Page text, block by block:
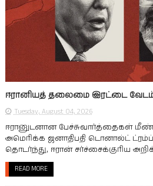
ஈரானியத் தலைமை இரட்டை வேடம்
Tuesday, August 04, 2026
ஈரானுடனான பேச்சுவார்த்தைகள்
அமெரிக்க ஜனாதிபதி டொனால்ட்
தொடர்ந்து, ஈரான் சர்ச்சைக்குரிய
READ MORE